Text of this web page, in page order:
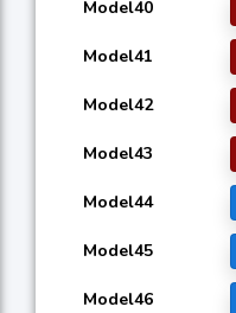
Model40
Model41
Model42
Model43
Model44
Model45
Model46